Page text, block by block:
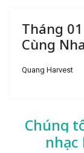
Tháng
Cùng
Quang Harvest
Chúng
nhạc